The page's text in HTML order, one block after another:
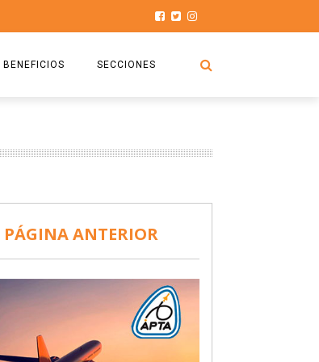
BENEFICIOS
COMISIÓN
DOCUMENTOS
SEGURO DE SEPELIOS
SECCIONES
HISTORIAS DE LUCHA
TURISMO Y RECREACIÓN
PÁGINA ANTERIOR